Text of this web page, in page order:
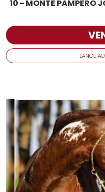
10 - MONTE PAMPERO
LANCE